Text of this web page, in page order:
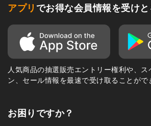
アプリ でお得な会員情報を受けと
人気商品の抽選販売エントリー権利や、
ン、セール情報を最速で受け取ることがで
お困りですか？